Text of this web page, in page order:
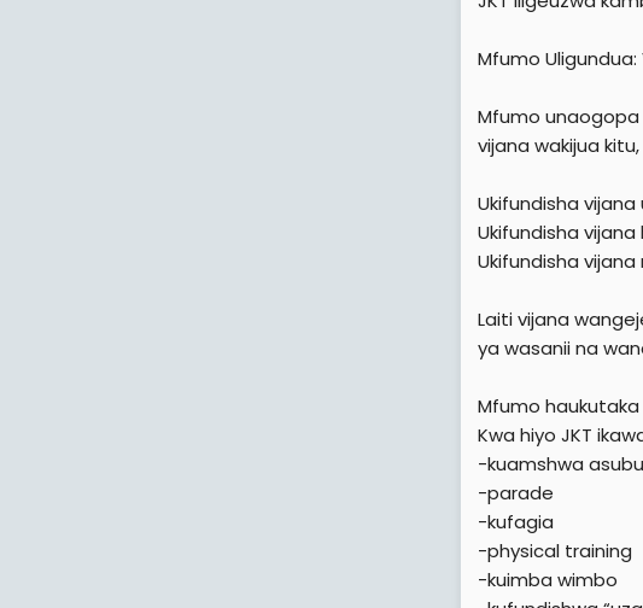
Mfumo Uligundua:
Mfumo
vijana wakijua
Ukifundisha
Ukifundisha
Ukifundisha
Laiti vijana
ya wasanii na
Mfumo haukutaka
Kwa hiyo JKT
-kuamshwa
-parade
-kufagia
-physical training
-kuimba wimbo